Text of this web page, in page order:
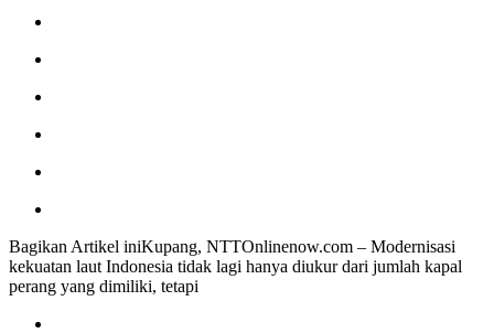
Bagikan Artikel iniKupang, NTTOnlinenow.com – Modernisasi
kekuatan laut Indonesia tidak lagi hanya diukur dari jumlah kapal
perang yang dimiliki, tetapi